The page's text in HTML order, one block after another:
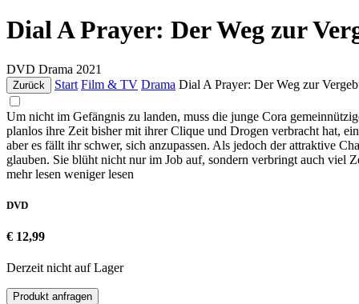
Dial A Prayer: Der Weg zur
DVD Drama 2021
Zurück Start Film & TV Drama Dial A Prayer: Der Weg zur
Um nicht im Gefängnis zu landen, muss die junge Cora
planlos ihre Zeit bisher mit ihrer Clique und Drogen verbracht hat,
aber es fällt ihr schwer, sich anzupassen. Als jedoch der attraktive
glauben. Sie blüht nicht nur im Job auf, sondern verbringt auch viel
mehr lesen weniger lesen
DVD
€ 12,99
Derzeit nicht auf Lager
Produkt anfragen